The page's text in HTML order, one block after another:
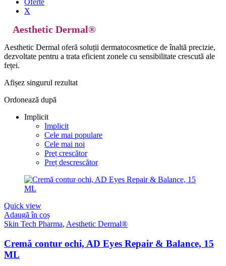
Oferte
X
Aesthetic Dermal®
Aesthetic Dermal oferă soluții dermatocosmetice de înaltă precizie,
dezvoltate pentru a trata eficient zonele cu sensibilitate crescută ale
feței.
Afișez singurul rezultat
Ordonează după
Implicit
Implicit
Cele mai populare
Cele mai noi
Preț crescător
Preț descrescător
Quick view
Adaugă în coș
Skin Tech Pharma, Aesthetic Dermal®
Cremă contur ochi, AD Eyes Repair & Balance, 15
ML